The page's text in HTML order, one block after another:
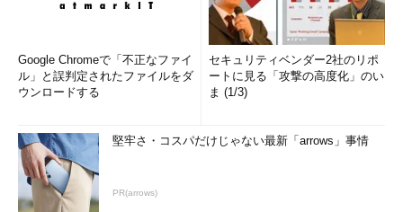
Google Chromeで「不正なファイ
ル」と誤判定されたファイルをダ
ウンロードする
セキュリティベンダー2社のリポ
ートに見る「攻撃の高度化」のい
ま (1/3)
堅牢さ・コスパだけじゃない最新「arrows」事情
PR(arrows)